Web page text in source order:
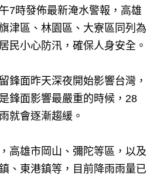
7時發佈最新淹水警報，高雄
津區、林園區、大寮區同列為
民小心防汛，確保人身安全。
鋒面昨天深夜開始影響台灣，
鋒面影響最嚴重的時候，28
就會逐漸趨緩。
高雄市岡山、彌陀等區，以及
、東港鎮等，目前降雨雨量已